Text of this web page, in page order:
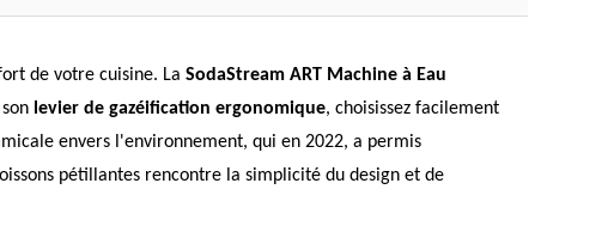
de votre cuisine. La SodaStream ART Machine à Eau
levier de gazéification ergonomique, choisissez facilement
envers l'environnement, qui en 2022, a permis
pétillantes rencontre la simplicité du design et de